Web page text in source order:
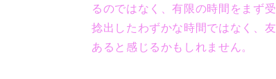
るのではなく、有限の時間をまず
捻出したわずかな時間ではなく、
あると感じるかもしれません。